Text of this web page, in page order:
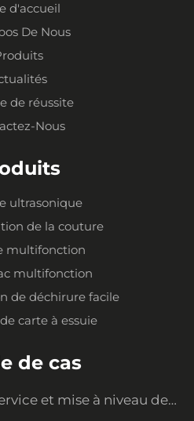
d'accueil
De Nous
de réussite
Nous
ultrasonique
de la couture
multifonction
multifonction
de déchirure facile
carte à essuie
de cas
et mise à niveau des